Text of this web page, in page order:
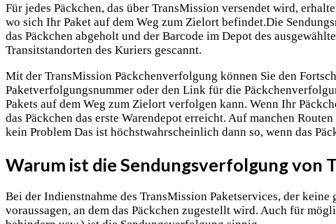
Für jedes Päckchen, das über TransMission versendet wird,
wo sich Ihr Paket auf dem Weg zum Zielort befindet.Die
das Päckchen abgeholt und der Barcode im Depot des
Transitstandorten des Kuriers gescannt.
Mit der TransMission Päckchenverfolgung können Sie den
Paketverfolgungsnummer oder den Link für die
Pakets auf dem Weg zum Zielort verfolgen kann. Wenn Ihr
das Päckchen das erste Warendepot erreicht. Auf manchen
kein Problem Das ist höchstwahrscheinlich dann so, wenn das
Warum ist die Sendungsverfolgung von
Bei der Indienstnahme des TransMission Paketservices, der
voraussagen, an dem das Päckchen zugestellt wird. Auch für